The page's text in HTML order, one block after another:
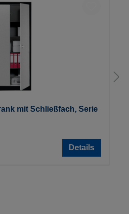
mit Schließfach, Serie
Details